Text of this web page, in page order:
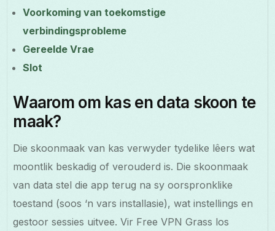
Voorkoming van toekomstige
verbindingsprobleme
Gereelde Vrae
Slot
Waarom om kas en data skoon te
maak?
Die skoonmaak van kas verwyder tydelike lêers wat
moontlik beskadig of verouderd is. Die skoonmaak
van data stel die app terug na sy oorspronklike
toestand (soos ‘n vars installasie), wat instellings en
gestoor sessies uitvee. Vir Free VPN Grass los